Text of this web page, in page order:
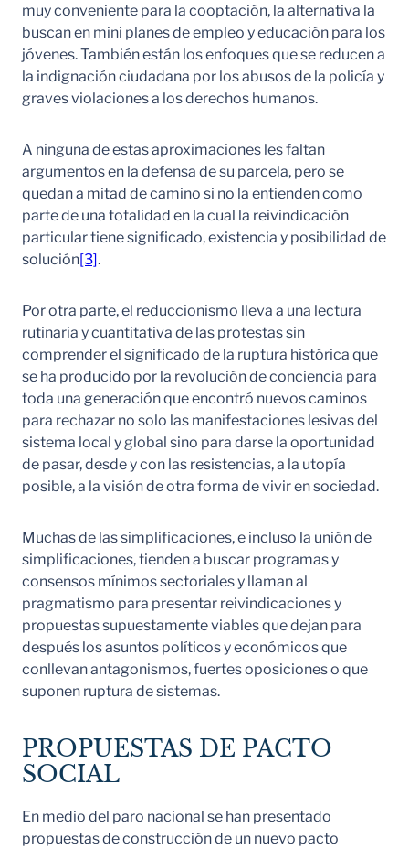
muy conveniente para la cooptación, la alternativa la
buscan en mini planes de empleo y educación para los
jóvenes. También están los enfoques que se reducen a
la indignación ciudadana por los abusos de la policía y
graves violaciones a los derechos humanos.
A ninguna de estas aproximaciones les faltan
argumentos en la defensa de su parcela, pero se
quedan a mitad de camino si no la entienden como
parte de una totalidad en la cual la reivindicación
particular tiene significado, existencia y posibilidad de
solución[3].
Por otra parte, el reduccionismo lleva a una lectura
rutinaria y cuantitativa de las protestas sin
comprender el significado de la ruptura histórica que
se ha producido por la revolución de conciencia para
toda una generación que encontró nuevos caminos
para rechazar no solo las manifestaciones lesivas del
sistema local y global sino para darse la oportunidad
de pasar, desde y con las resistencias, a la utopía
posible, a la visión de otra forma de vivir en sociedad.
Muchas de las simplificaciones, e incluso la unión de
simplificaciones, tienden a buscar programas y
consensos mínimos sectoriales y llaman al
pragmatismo para presentar reivindicaciones y
propuestas supuestamente viables que dejan para
después los asuntos políticos y económicos que
conllevan antagonismos, fuertes oposiciones o que
suponen ruptura de sistemas.
PROPUESTAS DE PACTO
SOCIAL
En medio del paro nacional se han presentado
propuestas de construcción de un nuevo pacto